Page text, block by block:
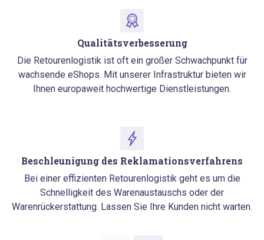
Qualitätsverbesserung
Die Retourenlogistik ist oft ein großer Schwachpunkt für
wachsende eShops. Mit unserer Infrastruktur bieten wir
Ihnen europaweit hochwertige Dienstleistungen.
Beschleunigung des Reklamationsverfahrens
Bei einer effizienten Retourenlogistik geht es um die
Schnelligkeit des Warenaustauschs oder der
Warenrückerstattung. Lassen Sie Ihre Kunden nicht warten.